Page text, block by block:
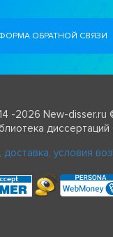
ОБРАТНОЙ СВЯЗИ
-2026 New-disser.ru
доставка, условия